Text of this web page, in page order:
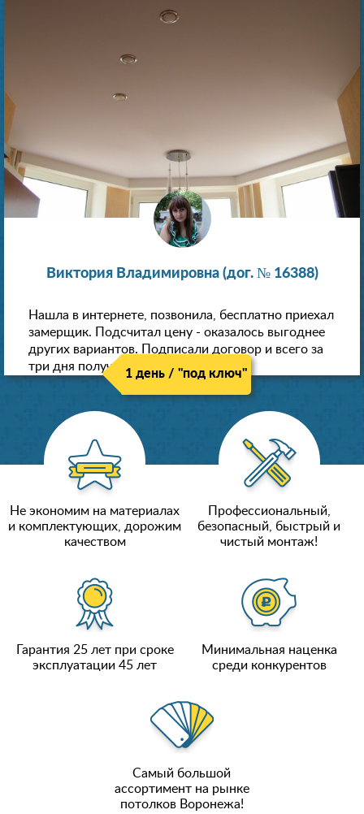
Виктория Владимировна (дог. № 16388)
Нашла в интернете, позвонила, бесплатно приехал
замерщик. Подсчитал цену - оказалось выгоднее
других вариантов. Подписали договор и всего за
три дня получили новые потолки!
1 день / "под ключ"
Не экономим на материалах
и комплектующих, дорожим
качеством
Профессиональный,
безопасный, быстрый и
чистый монтаж!
Гарантия 25 лет при сроке
эксплуатации 45 лет
Минимальная наценка
среди конкурентов
Самый большой
ассортимент на рынке
потолков Воронежа!